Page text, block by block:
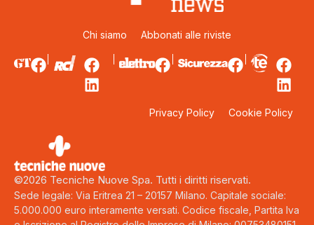
Chi siamo Abbonati alle riviste
Privacy Policy Cookie Policy
©2026 Tecniche Nuove Spa. Tutti i diritti riservati.
Sede legale: Via Eritrea 21 – 20157 Milano. Capitale sociale:
5.000.000 euro interamente versati. Codice fiscale, Partita Iva